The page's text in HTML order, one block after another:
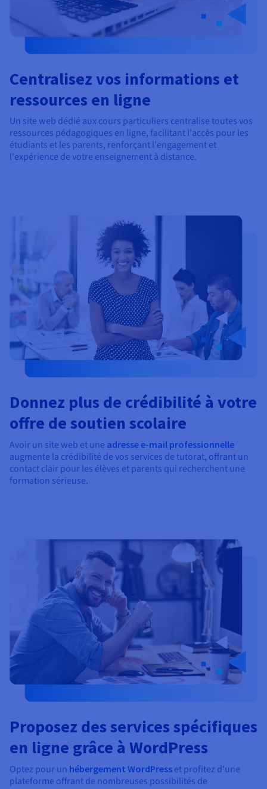
Centralisez vos informations et
ressources en ligne
Un site web dédié aux cours particuliers centralise toutes vos
ressources pédagogiques en ligne, facilitant l'accès pour les
étudiants et les parents, renforçant l'engagement et
l'expérience de votre enseignement à distance.
Donnez plus de crédibilité à votre
offre de soutien scolaire
Avoir un site web et une adresse e-mail professionnelle
augmente la crédibilité de vos services de tutorat, offrant un
contact clair pour les élèves et parents qui recherchent une
formation sérieuse.
Proposez des services spécifiques
en ligne grâce à WordPress
Optez pour un hébergement WordPress et profitez d'une
plateforme offrant de nombreuses possibilités de